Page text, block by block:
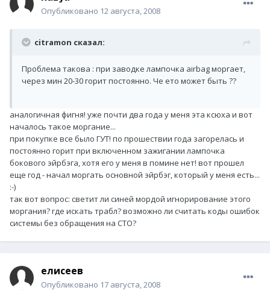
Опубликовано 12 августа, 2008
citramon сказал:
Проблема такова : при заводке лампочка airbag моргает,
через мин 20-30 горит постоянно. Че ето может быть ??
аналогичная фигня! уже почти два года у меня эта ксюха и вот
началось такое моргание...
при покупке все было ГУТ! по прошествии года загорелась и
постоянно горит при включенном зажигании лампочка
бокового эйрбэга, хотя его у меня в помине нет! вот прошел
еще год - начал моргать основной эйрбэг, который у меня есть...
:-)
так вот вопрос: светит ли синей мордой игнорирование этого
моргания? где искать трабл? возможно ли считать коды ошибок
системы без обращения на СТО?
елисеев
Опубликовано 17 августа, 2008